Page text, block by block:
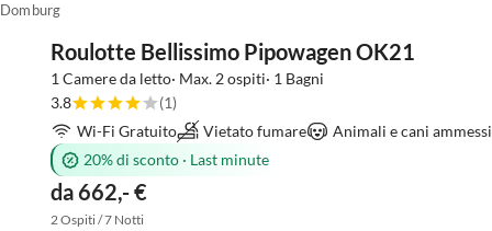
Domburg
Roulotte Bellissimo Pipowagen OK21
1 Camere da letto· Max. 2 ospiti· 1 Bagni
3.8
(1)
Wi-Fi Gratuito
Vietato fumare
Animali e cani ammessi
20% di sconto · Last minute
da 662,- €
2 Ospiti / 7 Notti